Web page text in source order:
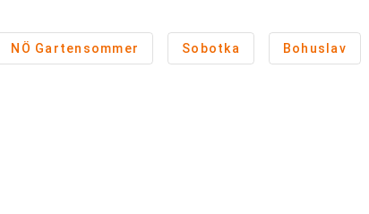
NÖ Gartensommer Sobotka Bohuslav